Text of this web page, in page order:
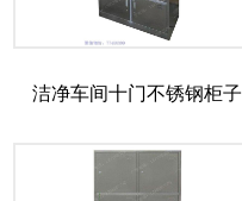
洁净车间十门不锈钢柜子